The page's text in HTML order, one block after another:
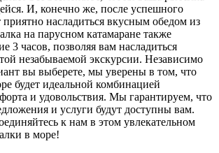
И, конечно же, после успешного
приятно насладиться вкусным обедом из
на парусном катамаране также
3 часов, позволяя вам насладиться
незабываемой экскурсии. Независимо
вы выберете, мы уверены в том, что
будет идеальной комбинацией
и удовольствия. Мы гарантируем, что
и услуги будут доступны вам.
к нам в этом увлекательном
в море!